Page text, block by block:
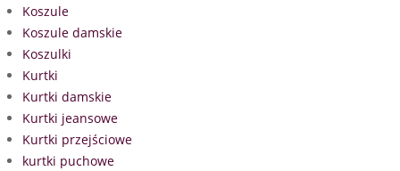
Koszule
Koszule damskie
Koszulki
Kurtki
Kurtki damskie
Kurtki jeansowe
Kurtki przejściowe
kurtki puchowe